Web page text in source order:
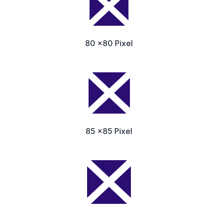
80 x80 Pixel
85 x85 Pixel